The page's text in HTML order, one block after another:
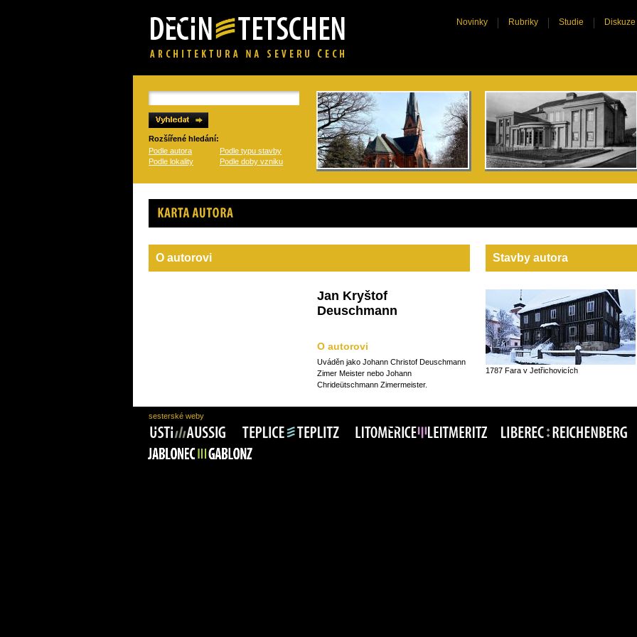
Novinky Rubriky Studie Diskuze
Rozšířené hledání:
Podle autora
Podle typu stavby
Podle lokality
Podle doby vzniku
Karta autora
O autorovi
Jan Kryštof
Deuschmann
O autorovi
Uváděn jako Johann Christof Deuschmann
Zimer Meister nebo Johann
Chrideütschmann Zimermeister.
Stavby autora
1787 Fara v Jetřichovicích
sesterské weby